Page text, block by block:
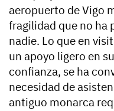
aeropuerto de Vigo
fragilidad que no ha
nadie. Lo que en
un apoyo ligero en
confianza, se ha
necesidad de
antiguo monarca